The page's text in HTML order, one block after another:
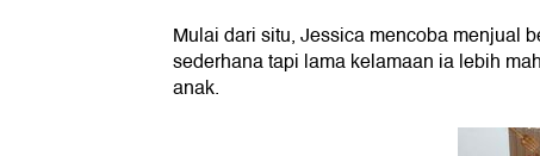
Mulai dari situ, Jessica mencoba menjual
sederhana tapi lama kelamaan ia lebih
anak.